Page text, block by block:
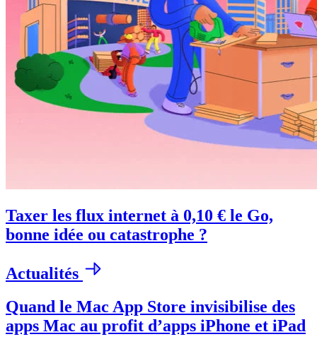
Taxer les flux internet à 0,10 € le Go,
bonne idée ou catastrophe ?
Actualités
Quand le Mac App Store invisibilise des
apps Mac au profit d’apps iPhone et iPad